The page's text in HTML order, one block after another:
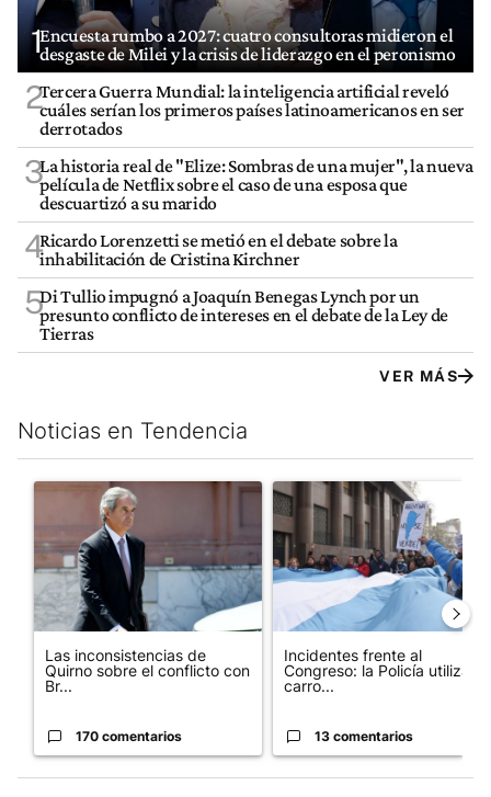
1Encuesta rumbo a 2027: cuatro consultoras midieron el
desgaste de Milei y la crisis de liderazgo en el peronismo
2Tercera Guerra Mundial: la inteligencia artificial reveló
cuáles serían los primeros países latinoamericanos en ser
derrotados
3La historia real de "Elize: Sombras de una mujer", la nueva
película de Netflix sobre el caso de una esposa que
descuartizó a su marido
4Ricardo Lorenzetti se metió en el debate sobre la
inhabilitación de Cristina Kirchner
5Di Tullio impugnó a Joaquín Benegas Lynch por un
presunto conflicto de intereses en el debate de la Ley de
Tierras
VER MÁS
Noticias en Tendencia
Este listado muestra los artículos con más comentarios en los
Un artículo de tendencia con el título "Las inconsistencias de
Las inconsistencias de
Quirno sobre el conflicto con
Br...
170 comentarios
Un artículo de tendencia con
Incidentes frente al
Congreso: la Policía utiliza
carro...
13 comentarios